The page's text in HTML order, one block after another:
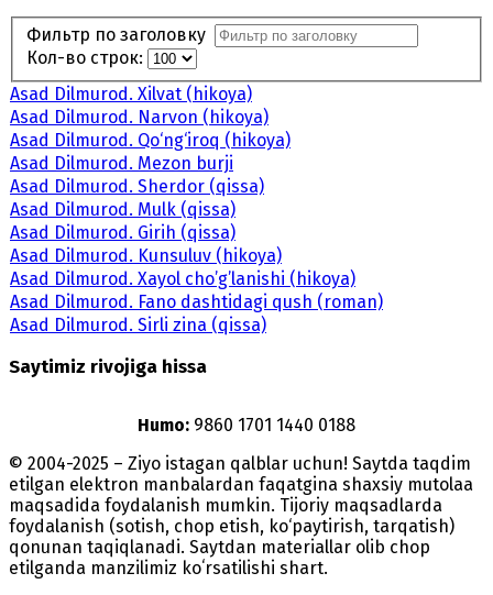
Фильтр по заголовку
Кол-во строк:
Asad Dilmurod. Xilvat (hikoya)
Asad Dilmurod. Narvon (hikoya)
Asad Dilmurod. Qo‘ng‘iroq (hikoya)
Asad Dilmurod. Mezon burji
Asad Dilmurod. Sherdor (qissa)
Asad Dilmurod. Mulk (qissa)
Asad Dilmurod. Girih (qissa)
Asad Dilmurod. Kunsuluv (hikoya)
Asad Dilmurod. Xayol cho’g’lanishi (hikoya)
Asad Dilmurod. Fano dashtidagi qush (roman)
Asad Dilmurod. Sirli zina (qissa)
Saytimiz rivojiga hissa
Humo: 9860 1701 1440 0188
© 2004-2025 – Ziyo istagan qalblar uchun! Saytda taqdim
etilgan elektron manbalardan faqatgina shaxsiy mutolaa
maqsadida foydalanish mumkin. Tijoriy maqsadlarda
foydalanish (sotish, chop etish, ko‘paytirish, tarqatish)
qonunan taqiqlanadi. Saytdan materiallar olib chop
etilganda manzilimiz koʻrsatilishi shart.